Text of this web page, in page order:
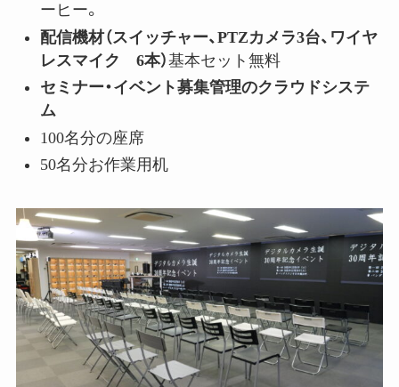
ーヒー。
配信機材（スイッチャー、PTZカメラ3台、ワイヤ
レスマイク 6本）基本セット無料
セミナー・イベント募集管理のクラウドシステ
ム
100名分の座席
50名分お作業用机